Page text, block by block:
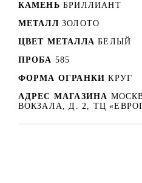
КАМЕНЬ БРИЛЛИАНТ
МЕТАЛЛ ЗОЛОТО
ЦВЕТ МЕТАЛЛА БЕЛЫЙ
ПРОБА 585
ФОРМА ОГРАНКИ КРУГ
АДРЕС МАГАЗИНА
ВОКЗАЛА, Д. 2, ТЦ